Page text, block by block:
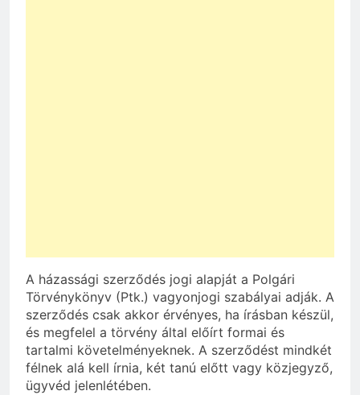
A házassági szerződés jogi alapját a Polgári
Törvénykönyv (Ptk.) vagyonjogi szabályai adják. A
szerződés csak akkor érvényes, ha írásban készül,
és megfelel a törvény által előírt formai és
tartalmi követelményeknek. A szerződést mindkét
félnek alá kell írnia, két tanú előtt vagy közjegyző,
ügyvéd jelenlétében.